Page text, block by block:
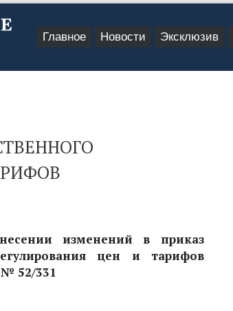
Главное Новости Эксклюзив
изменений в приказ
цен и тарифов
№ 52/331